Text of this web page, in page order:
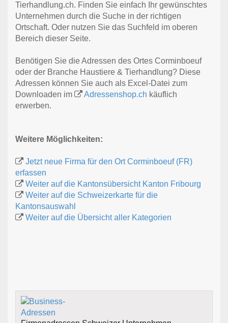
Tierhandlung.ch. Finden Sie einfach Ihr gewünschtes
Unternehmen durch die Suche in der richtigen
Ortschaft. Oder nutzen Sie das Suchfeld im oberen
Bereich dieser Seite.
Benötigen Sie die Adressen des Ortes Corminboeuf
oder der Branche Haustiere & Tierhandlung? Diese
Adressen können Sie auch als Excel-Datei zum
Downloaden im
Adressenshop.ch käuflich
erwerben.
Weitere Möglichkeiten:
Jetzt neue Firma für den Ort Corminboeuf (FR)
erfassen
Weiter auf die Kantonsübersicht Kanton Fribourg
Weiter auf die Schweizerkarte für die
Kantonsauswahl
Weiter auf die Übersicht aller Kategorien